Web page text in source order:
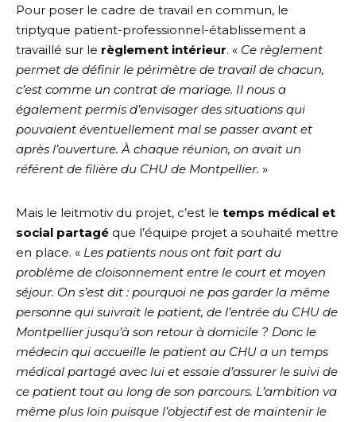
Pour poser le cadre de travail en commun, le
triptyque patient-professionnel-établissement a
travaillé sur le règlement intérieur. « Ce règlement
permet de définir le périmètre de travail de chacun,
c’est comme un contrat de mariage. Il nous a
également permis d’envisager des situations qui
pouvaient éventuellement mal se passer avant et
après l’ouverture. À chaque réunion, on avait un
référent de filière du CHU de Montpellier. »
Mais le leitmotiv du projet, c’est le temps médical et
social partagé que l’équipe projet a souhaité mettre
en place. « Les patients nous ont fait part du
problème de cloisonnement entre le court et moyen
séjour. On s’est dit : pourquoi ne pas garder la même
personne qui suivrait le patient, de l’entrée du CHU de
Montpellier jusqu’à son retour à domicile ? Donc le
médecin qui accueille le patient au CHU a un temps
médical partagé avec lui et essaie d’assurer le suivi de
ce patient tout au long de son parcours. L’ambition va
même plus loin puisque l’objectif est de maintenir le